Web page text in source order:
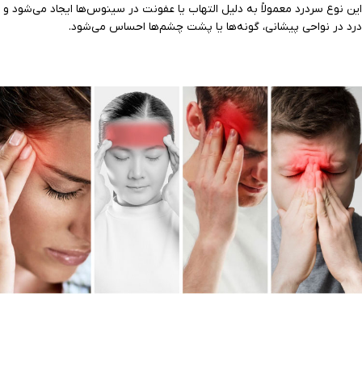
این نوع سردرد معمولاً به دلیل التهاب یا عفونت در سینوس‌ها ایجاد می‌شود و
درد در نواحی پیشانی، گونه‌ها یا پشت چشم‌ها احساس می‌شود.